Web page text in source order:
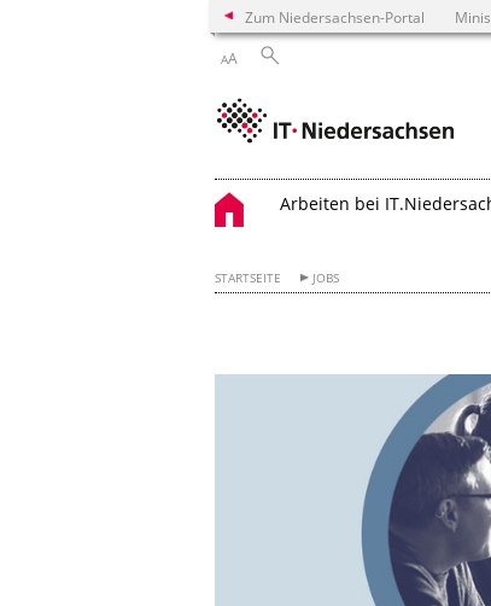
Zum Niedersachsen-Portal
AA
Arbeiten bei
STARTSEITE JOBS